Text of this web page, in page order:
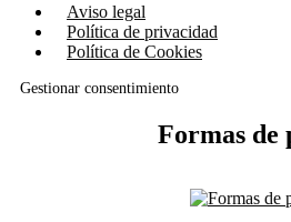
Aviso legal
Política de privacidad
Política de Cookies
Gestionar consentimiento
Formas de